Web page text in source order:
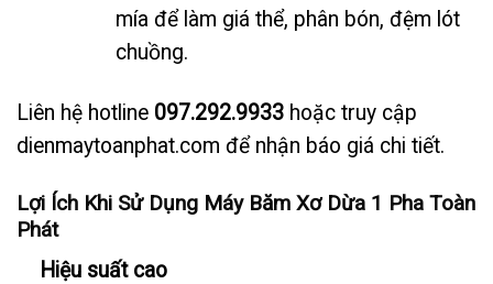
mía để làm giá thể, phân bón, đệm lót
chuồng.
Liên hệ hotline 097.292.9933 hoặc truy cập
dienmaytoanphat.com để nhận báo giá chi tiết.
Lợi Ích Khi Sử Dụng Máy Băm Xơ Dừa 1 Pha Toàn
Phát
Hiệu suất cao